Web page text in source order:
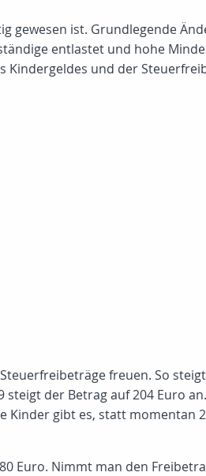
gewesen ist. Grundlegende
entlastet und hohe
Kindergeldes und der
freuen. So
der Betrag auf 204 Euro
Kinder gibt es, statt momentan
Euro. Nimmt man den